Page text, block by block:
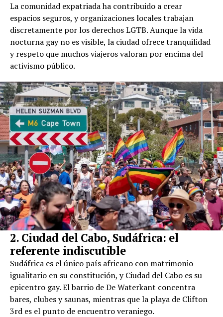
La comunidad expatriada ha contribuido a crear
espacios seguros, y organizaciones locales trabajan
discretamente por los derechos LGTB. Aunque la vida
nocturna gay no es visible, la ciudad ofrece tranquilidad
y respeto que muchos viajeros valoran por encima del
activismo público.
2. Ciudad del Cabo, Sudáfrica: el
referente indiscutible
Sudáfrica es el único país africano con matrimonio
igualitario en su constitución, y Ciudad del Cabo es su
epicentro gay. El barrio de De Waterkant concentra
bares, clubes y saunas, mientras que la playa de Clifton
3rd es el punto de encuentro veraniego.